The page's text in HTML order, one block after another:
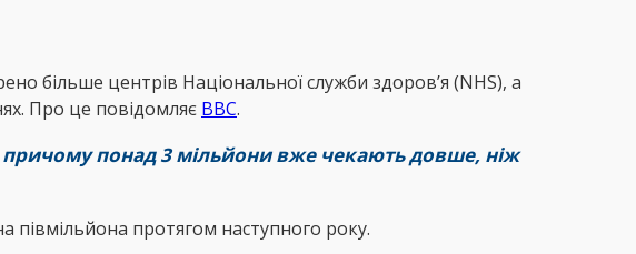
більше центрів Національної служби здоров’я (NHS), а
Про це повідомляє ВВС.
причому понад 3 мільйони вже чекають довше, ніж
протягом наступного року.